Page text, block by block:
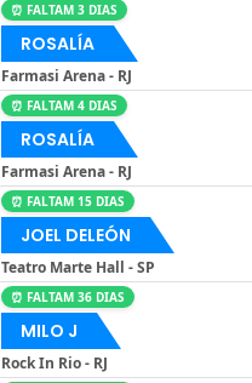
⏰ FALTAM 3 DIAS
ROSALÍA
Farmasi Arena - RJ
⏰ FALTAM 4 DIAS
ROSALÍA
Farmasi Arena - RJ
⏰ FALTAM 15 DIAS
JOEL DELEÓN
Teatro Marte Hall - SP
⏰ FALTAM 36 DIAS
MILO J
Rock In Rio - RJ